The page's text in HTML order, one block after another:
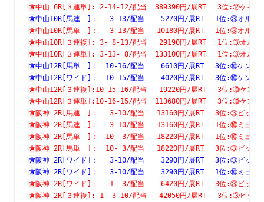
中山 6R[３連単]: 2-14-12/配当  389390円/展RT　
中山10R[馬連　]：　 3-13/配当    5270円/展RT　 1位:③オル
中山10R[馬単　]：　 3-13/配当   10180円/展RT　 1位:③オル
中山10R[３連複]: 3- 8-13/配当   29190円/展RT　 1位:③オル
中山10R[３連単]: 3-13- 8/配当  133100円/展RT　 1位:③オル
中山12R[馬単　]：　10-16/配当    6610円/展RT　 3
中山12R[ワイド]：　10-15/配当    4020円/展RT　 3
中山12R[３連複]:10-15-16/配当   19220円/展RT　 3
中山12R[３連単]:10-16-15/配当  113680円/展RT　 3
阪神 2R[馬連　]：　 3-10/配当   13160円/展RT　 3位
阪神 2R[馬連　]：　 3-10/配当   13160円/展RT　 1
阪神 2R[馬単　]：　10- 3/配当   18220円/展RT　 1
阪神 2R[馬単　]：　10- 3/配当   18220円/展RT　 3位
阪神 2R[ワイド]：　 3-10/配当    3290円/展RT　 3位
阪神 2R[ワイド]：　 3-10/配当    3290円/展RT　 1
阪神 2R[ワイド]：　 1- 3/配当    6420円/展RT　 3位
阪神 2R[３連複]: 1- 3-10/配当   42050円/展RT　 3位